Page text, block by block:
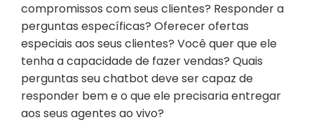
compromissos com seus clientes? Responder a
perguntas específicas? Oferecer ofertas
especiais aos seus clientes? Você quer que ele
tenha a capacidade de fazer vendas? Quais
perguntas seu chatbot deve ser capaz de
responder bem e o que ele precisaria entregar
aos seus agentes ao vivo?